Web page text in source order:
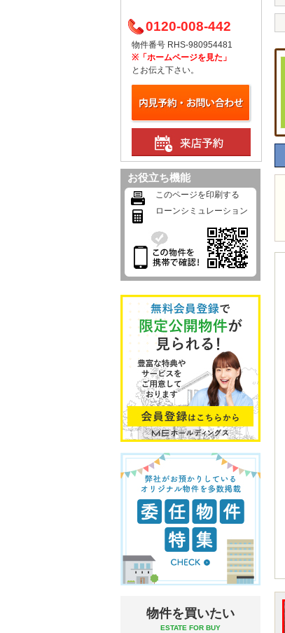
0120-008-442
物件番号 RHS-980954481
※「ホームページを見た」
とお伝え下さい。
お役立ち機能
このページを印刷する
ローンシミュレーション
物件を買いたい
ESTATE FOR BUY